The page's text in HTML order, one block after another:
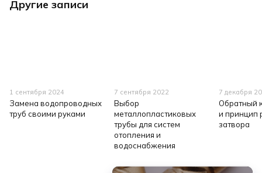
Другие записи
1 сентября 2024
Замена водопроводных
труб своими руками
7 сентября 2022
Выбор
металлопластиковых
трубы для систем
отопления и
водоснабжения
7 декабря
Обратный
и принцип
затвора